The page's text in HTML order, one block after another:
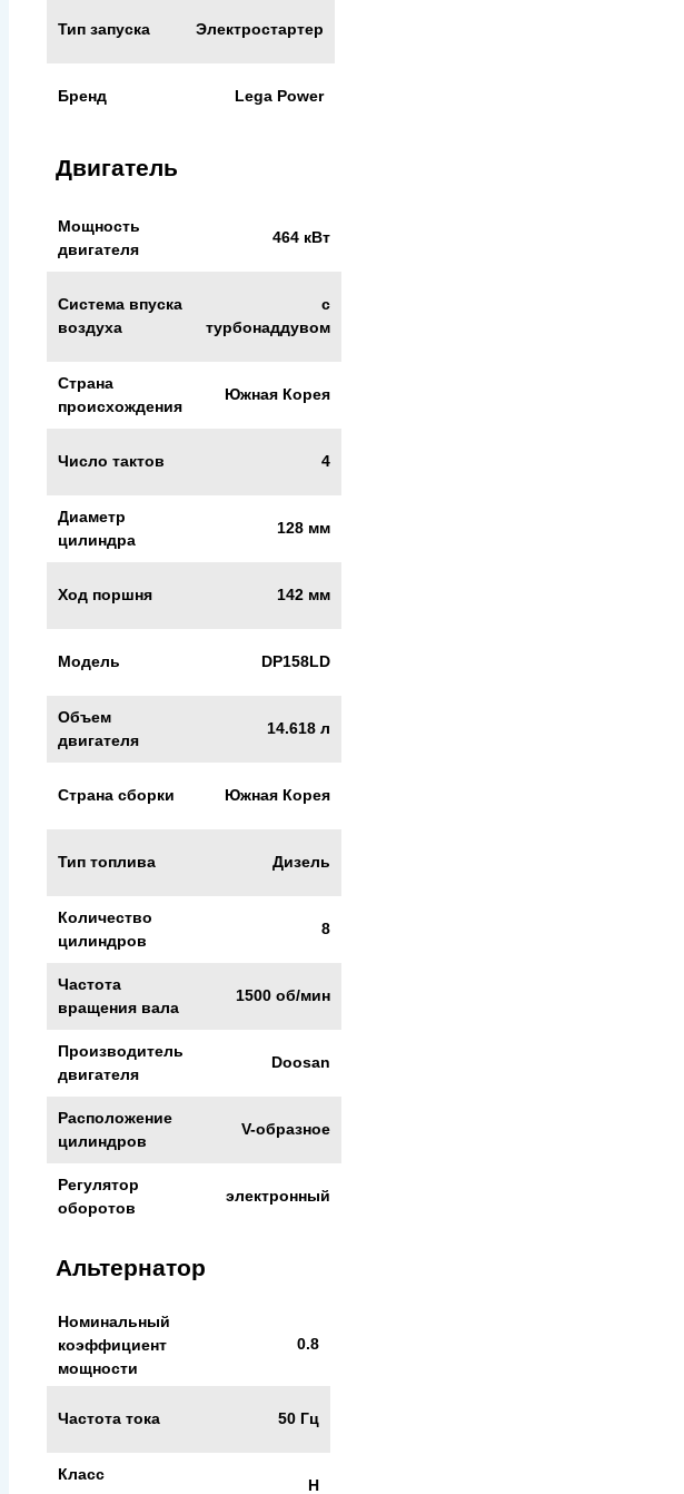
Тип запуска Электростартер
Бренд Lega Power
Двигатель
Мощность
двигателя
464 кВт
Система впуска
воздуха
с
турбонаддувом
Страна
происхождения
Южная Корея
Число тактов 4
Диаметр
цилиндра
128 мм
Ход поршня 142 мм
Модель DP158LD
Объем
двигателя
14.618 л
Страна сборки Южная Корея
Тип топлива Дизель
Количество
цилиндров
8
Частота
вращения вала
1500 об/мин
Производитель
двигателя
Doosan
Расположение
цилиндров
V-образное
Регулятор
оборотов
электронный
Альтернатор
Номинальный
коэффициент
мощности
0.8
Частота тока 50 Гц
Класс
H